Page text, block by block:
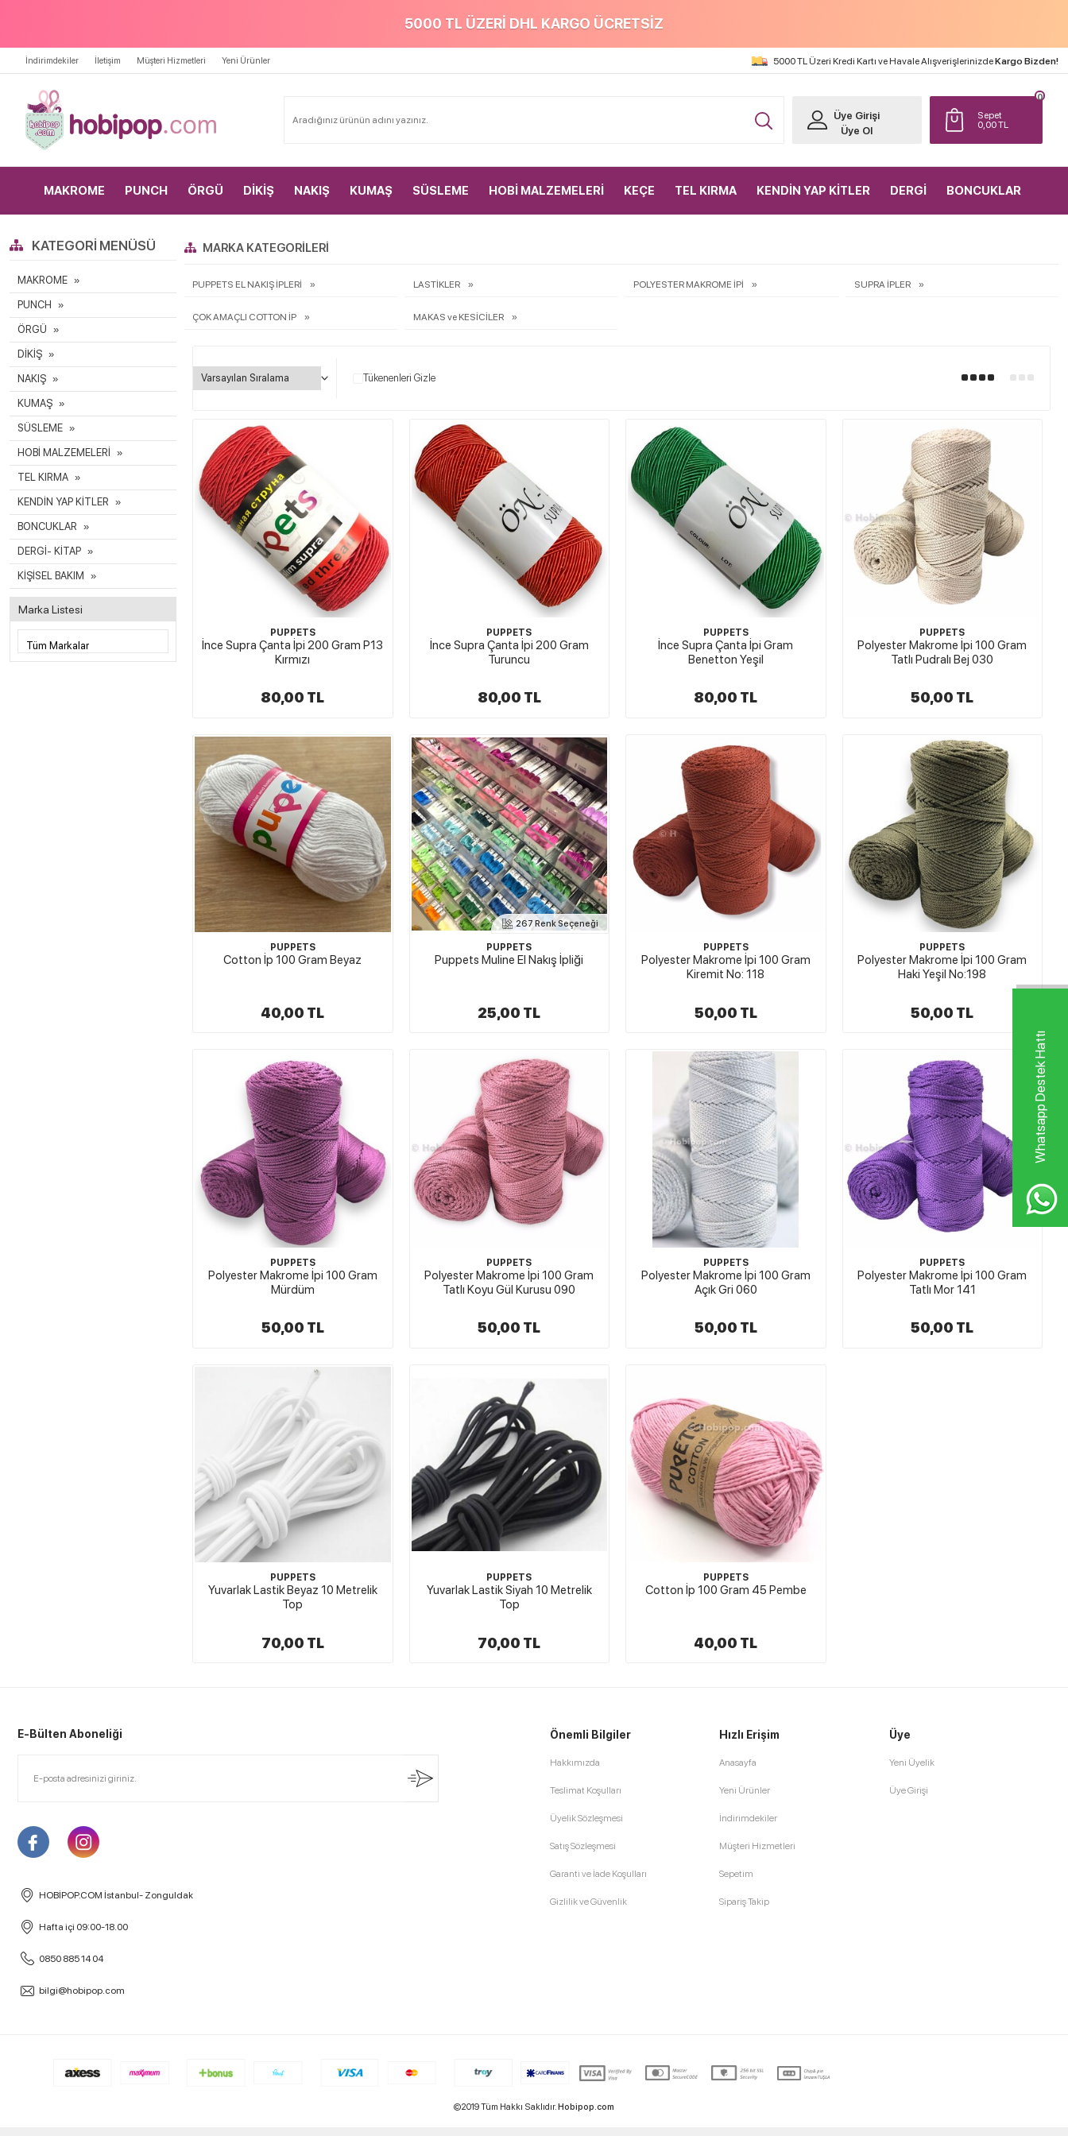
Whatsapp Destek Hattı
5000 TL ÜZERİ DHL KARGO ÜCRETSİZ
İndirimdekiler İletişim Müşteri Hizmetleri Yeni Ürünler 5000 TL Üzeri Kredi Kartı ve Havale AlışverişlerinizdeKargo Bizden!
Sepet
0,00TL
0
Üye Girişi
Üye Ol
MAKROME PUNCH ÖRGÜ DİKİŞ NAKIŞ KUMAŞ SÜSLEME HOBİ MALZEMELERİ KEÇE TEL KIRMA KENDİN YAP KİTLER DERGİ BONCUKLAR
KATEGORI MENÜSÜ
MAKROME
PUNCH
ÖRGÜ
DİKİŞ
NAKIŞ
KUMAŞ
SÜSLEME
HOBİ MALZEMELERİ
TEL KIRMA
KENDİN YAP KİTLER
BONCUKLAR
DERGİ- KİTAP
KİŞİSEL BAKIM
Marka Listesi
MARKA KATEGORILERI
PUPPETS EL NAKIŞ İPLERİ LASTİKLER POLYESTER MAKROME İPİ SUPRA İPLER
ÇOK AMAÇLI COTTON İP MAKAS ve KESİCİLER
Tükenenleri Gizle
PUPPETS
İnce Supra Çanta İpi 200 Gram P13
Kırmızı
80,00 TL
PUPPETS
İnce Supra Çanta İpi 200 Gram
Turuncu
80,00 TL
PUPPETS
İnce Supra Çanta İpi Gram
Benetton Yeşil
80,00 TL
PUPPETS
Polyester Makrome İpi 100 Gram
Tatlı Pudralı Bej 030
50,00 TL
PUPPETS
Cotton İp 100 Gram Beyaz
40,00 TL
267 Renk Seçeneği
PUPPETS
Puppets Muline El Nakış İpliği
25,00 TL
PUPPETS
Polyester Makrome İpi 100 Gram
Kiremit No: 118
50,00 TL
PUPPETS
Polyester Makrome İpi 100 Gram
Haki Yeşil No:198
50,00 TL
PUPPETS
Polyester Makrome İpi 100 Gram
Mürdüm
50,00 TL
PUPPETS
Polyester Makrome İpi 100 Gram
Tatlı Koyu Gül Kurusu 090
50,00 TL
PUPPETS
Polyester Makrome İpi 100 Gram
Açık Gri 060
50,00 TL
PUPPETS
Polyester Makrome İpi 100 Gram
Tatlı Mor 141
50,00 TL
PUPPETS
Yuvarlak Lastik Beyaz 10 Metrelik
Top
70,00 TL
PUPPETS
Yuvarlak Lastik Siyah 10 Metrelik
Top
70,00 TL
PUPPETS
Cotton İp 100 Gram 45 Pembe
40,00 TL
E-Bülten Aboneliği
HOBİPOP.COM İstanbul- Zonguldak
Hafta içi 09:00-18.00
0850 885 14 04
bilgi@hobipop.com
Önemli Bilgiler
Hakkımızda
Teslimat Koşulları
Üyelik Sözleşmesi
Satış Sözleşmesi
Garanti ve İade Koşulları
Gizlilik ve Güvenlik
Hızlı Erişim
Anasayfa
Yeni Ürünler
İndirimdekiler
Müşteri Hizmetleri
Sepetim
Sipariş Takip
Üye
Yeni Üyelik
Üye Girişi
©2019 Tüm Hakkı Saklıdır. Hobipop.com